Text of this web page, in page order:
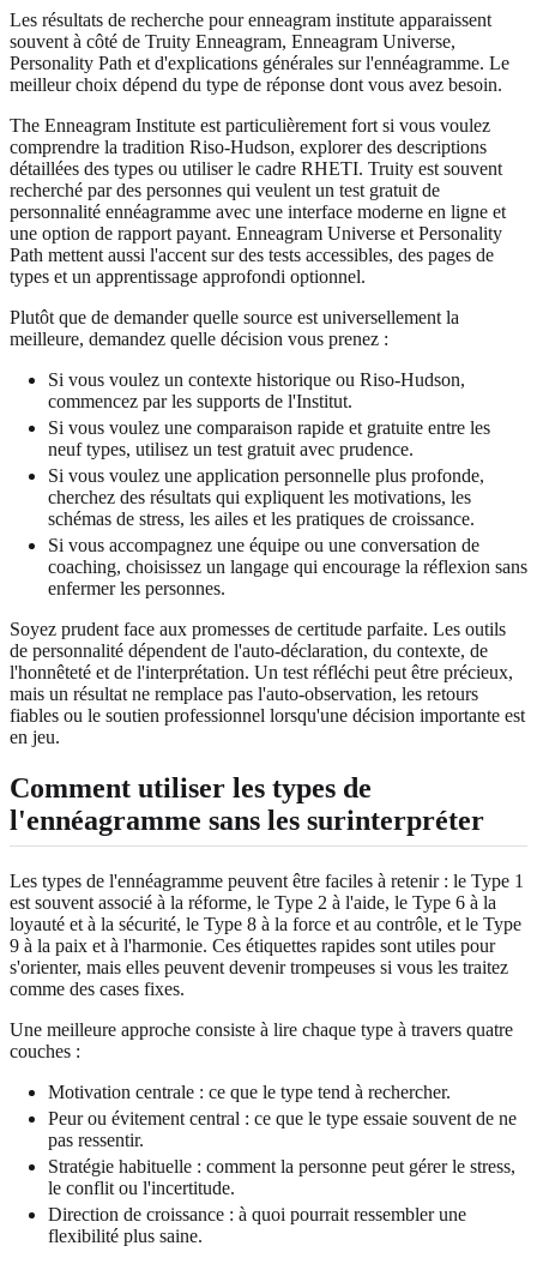
Les résultats de recherche pour enneagram institute apparaissent
souvent à côté de Truity Enneagram, Enneagram Universe,
Personality Path et d'explications générales sur l'ennéagramme. Le
meilleur choix dépend du type de réponse dont vous avez besoin.
The Enneagram Institute est particulièrement fort si vous voulez
comprendre la tradition Riso-Hudson, explorer des descriptions
détaillées des types ou utiliser le cadre RHETI. Truity est souvent
recherché par des personnes qui veulent un test gratuit de
personnalité ennéagramme avec une interface moderne en ligne et
une option de rapport payant. Enneagram Universe et Personality
Path mettent aussi l'accent sur des tests accessibles, des pages de
types et un apprentissage approfondi optionnel.
Plutôt que de demander quelle source est universellement la
meilleure, demandez quelle décision vous prenez :
Si vous voulez un contexte historique ou Riso-Hudson,
commencez par les supports de l'Institut.
Si vous voulez une comparaison rapide et gratuite entre les
neuf types, utilisez un test gratuit avec prudence.
Si vous voulez une application personnelle plus profonde,
cherchez des résultats qui expliquent les motivations, les
schémas de stress, les ailes et les pratiques de croissance.
Si vous accompagnez une équipe ou une conversation de
coaching, choisissez un langage qui encourage la réflexion sans
enfermer les personnes.
Soyez prudent face aux promesses de certitude parfaite. Les outils
de personnalité dépendent de l'auto-déclaration, du contexte, de
l'honnêteté et de l'interprétation. Un test réfléchi peut être précieux,
mais un résultat ne remplace pas l'auto-observation, les retours
fiables ou le soutien professionnel lorsqu'une décision importante est
en jeu.
Comment utiliser les types de
l'ennéagramme sans les surinterpréter
Les types de l'ennéagramme peuvent être faciles à retenir : le Type 1
est souvent associé à la réforme, le Type 2 à l'aide, le Type 6 à la
loyauté et à la sécurité, le Type 8 à la force et au contrôle, et le Type
9 à la paix et à l'harmonie. Ces étiquettes rapides sont utiles pour
s'orienter, mais elles peuvent devenir trompeuses si vous les traitez
comme des cases fixes.
Une meilleure approche consiste à lire chaque type à travers quatre
couches :
Motivation centrale : ce que le type tend à rechercher.
Peur ou évitement central : ce que le type essaie souvent de ne
pas ressentir.
Stratégie habituelle : comment la personne peut gérer le stress,
le conflit ou l'incertitude.
Direction de croissance : à quoi pourrait ressembler une
flexibilité plus saine.